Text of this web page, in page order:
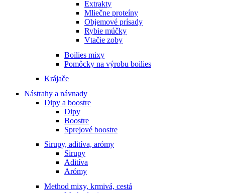
Extrakty
Mliečne proteíny
Objemové prísady
Rybie múčky
Vtačie zoby
Boilies mixy
Pomôcky na výrobu boilies
Krájače
Nástrahy a návnady
Dipy a boostre
Dipy
Boostre
Sprejové boostre
Sirupy, aditíva, arómy
Sirupy
Aditíva
Arómy
Method mixy, krmivá, cestá